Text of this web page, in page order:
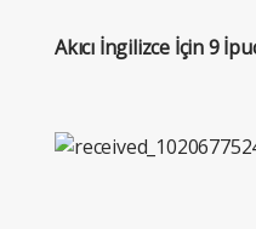
Akıcı İngilizce İçin 9